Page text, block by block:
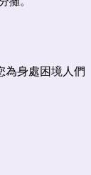
為身處困境人們